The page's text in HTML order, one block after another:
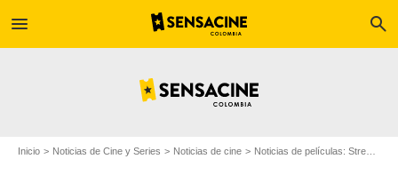
menu search
Inicio Noticias de Cine y Series Noticias de cine Noticias de películas: Streaming